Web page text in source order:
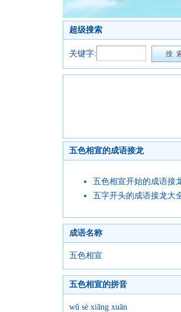
超级搜索
关键字:
五色相宣的成语接龙
五色相宣开始的成语接
五字开头的成语接龙大
成语名称
五色相宣
五色相宣的拼音
wǔ sè xiāng xuān